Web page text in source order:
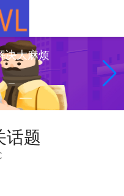
决大麻烦
话题